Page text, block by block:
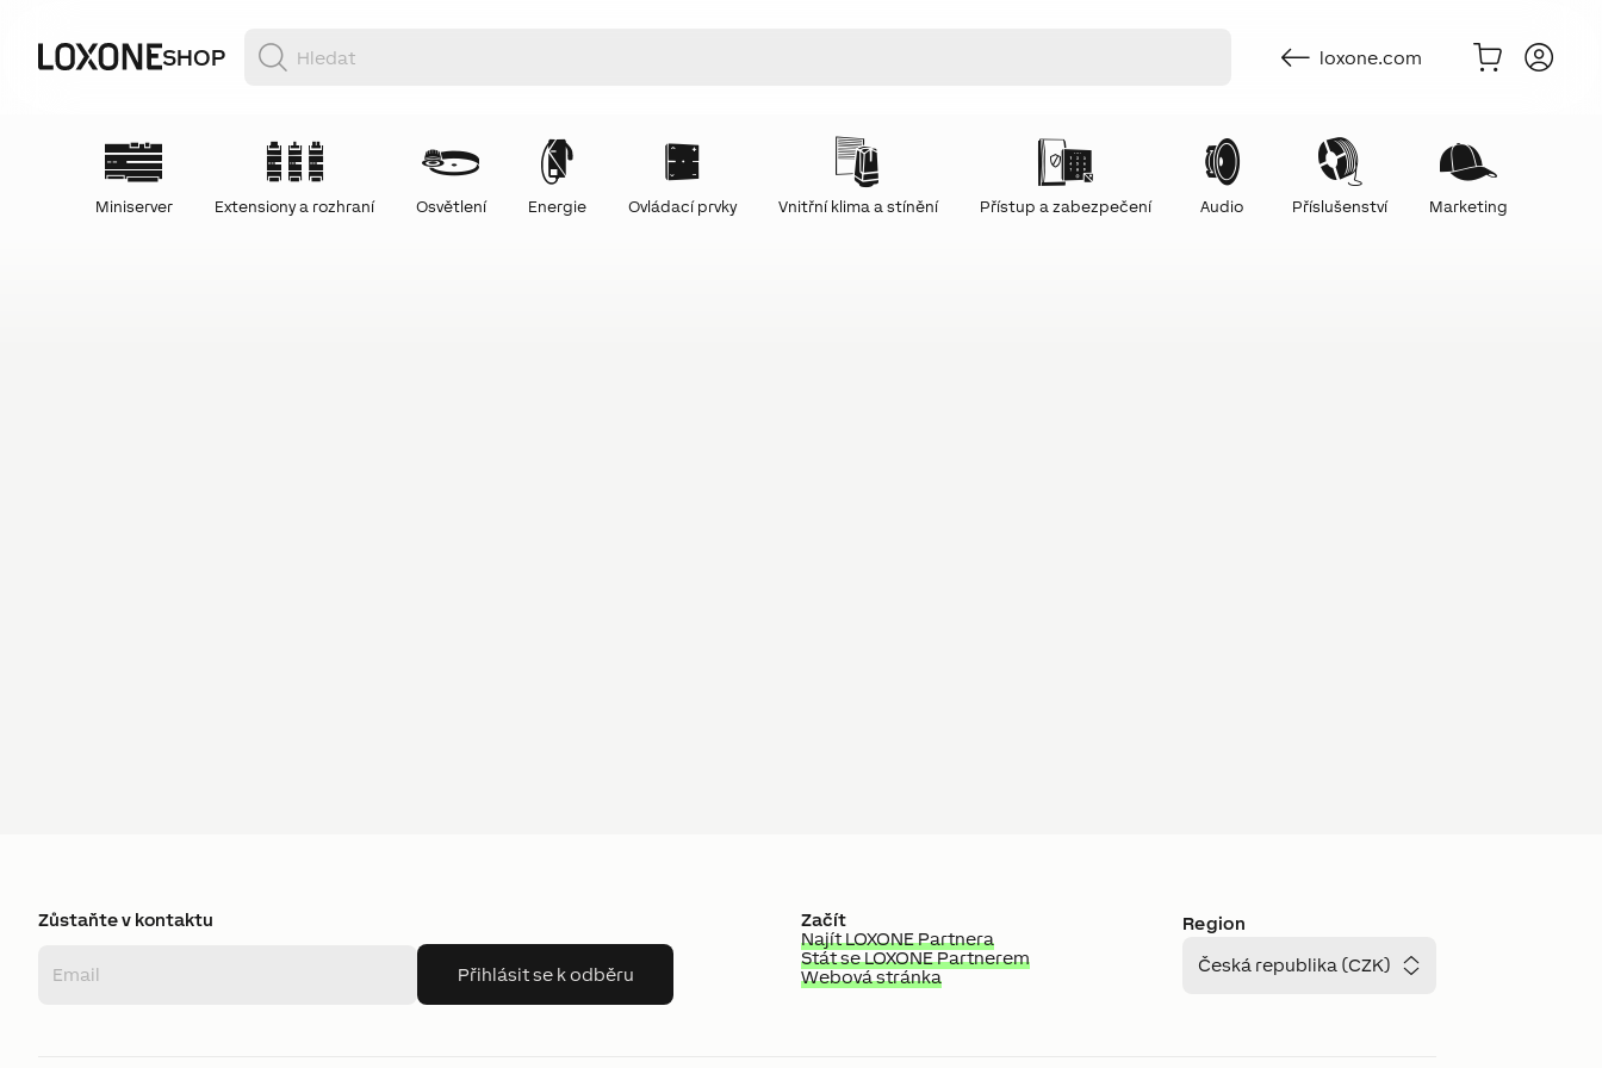
SHOP loxone.com
Miniserver Extensiony a rozhraní Osvětlení Energie Ovládací prvky Vnitřní klima a stínění Přístup a zabezpečení Audio Příslušenství Marketing
Zůstaňte v kontaktu
Přihlásit se k odběru
Začít
Najít LOXONE Partnera
Stát se LOXONE Partnerem
Webová stránka
Region
Česká republika (CZK)